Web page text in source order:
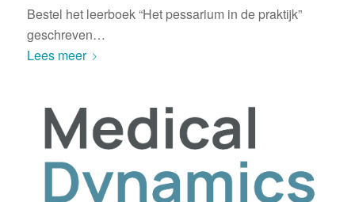
Bestel het leerboek “Het pessarium in de praktijk”
geschreven…
Lees meer